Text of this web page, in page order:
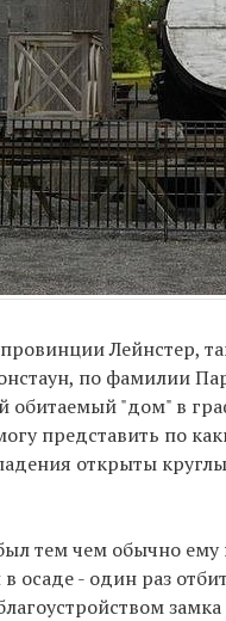
Лейнстер,
по фамилии
обитаемый "дом" в
представить по
открыты
тем чем обычно
- один раз